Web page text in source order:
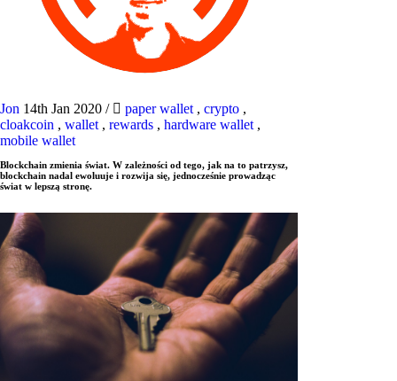
Jon 14th Jan 2020 / paper wallet , crypto ,
cloakcoin , wallet , rewards , hardware wallet ,
mobile wallet
Blockchain zmienia świat. W zależności od tego, jak na to patrzysz,
blockchain nadal ewoluuje i rozwija się, jednocześnie prowadząc
świat w lepszą stronę.